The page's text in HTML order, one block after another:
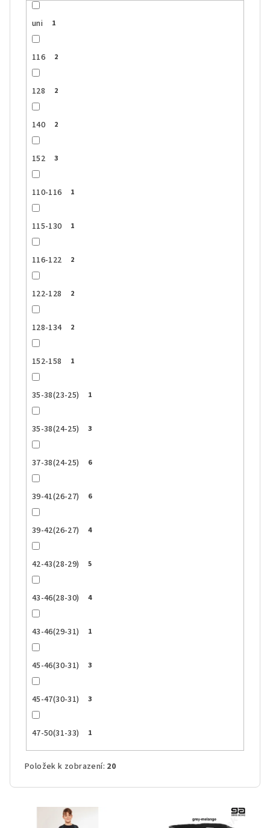
uni 1
116 2
128 2
140 2
152 3
110-116 1
115-130 1
116-122 2
122-128 2
128-134 2
152-158 1
35-38(23-25) 1
35-38(24-25) 3
37-38(24-25) 6
39-41(26-27) 6
39-42(26-27) 4
42-43(28-29) 5
43-46(28-30) 4
43-46(29-31) 1
45-46(30-31) 3
45-47(30-31) 3
47-50(31-33) 1
Položek k zobrazení: 20